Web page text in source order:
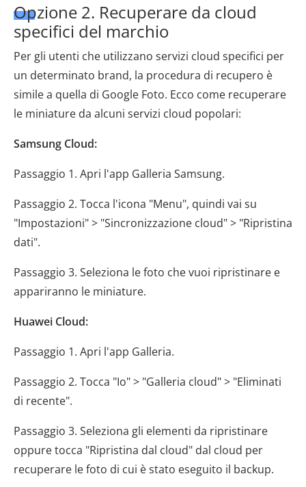
Opzione 2. Recuperare da cloud
specifici del marchio
Per gli utenti che utilizzano servizi cloud specifici per
un determinato brand, la procedura di recupero è
simile a quella di Google Foto. Ecco come recuperare
le miniature da alcuni servizi cloud popolari:
Samsung Cloud:
Passaggio 1. Apri l'app Galleria Samsung.
Passaggio 2. Tocca l'icona "Menu", quindi vai su
"Impostazioni" > "Sincronizzazione cloud" > "Ripristina
dati".
Passaggio 3. Seleziona le foto che vuoi ripristinare e
appariranno le miniature.
Huawei Cloud:
Passaggio 1. Apri l'app Galleria.
Passaggio 2. Tocca "Io" > "Galleria cloud" > "Eliminati
di recente".
Passaggio 3. Seleziona gli elementi da ripristinare
oppure tocca "Ripristina dal cloud" dal cloud per
recuperare le foto di cui è stato eseguito il backup.